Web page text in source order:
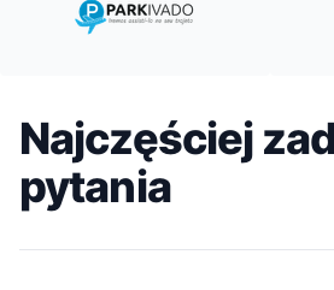
Najczęściej
pytania